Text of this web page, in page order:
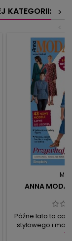
KATEGORII:
>
<
ANNA MODA
Późne lato to
stylowego i
sukienki